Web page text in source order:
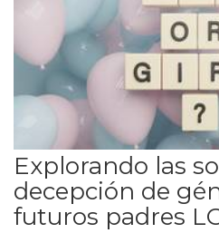
Explorando las
decepción de
futuros padres